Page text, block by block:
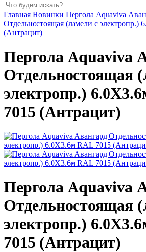
Главная Новинки Пергола Aquaviva
Отдельностоящая (ламели с электропр.)
(Антрацит)
Пергола Aquaviva
Отдельностоящая
электропр.)
7015 (Антрацит)
Пергола Aquaviva
Отдельностоящая
электропр.)
7015 (Антрацит)